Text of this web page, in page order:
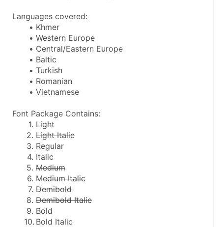
Languages covered:
Khmer
Western Europe
Central/Eastern Europe
Baltic
Turkish
Romanian
Vietnamese
Font Package Contains:
Light
Light Italic
Regular
Italic
Medium
Medium Italic
Demibold
Demibold Italic
Bold
Bold Italic